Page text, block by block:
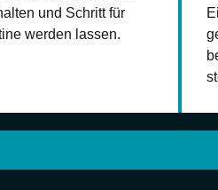
und Schritt für
werden lassen.